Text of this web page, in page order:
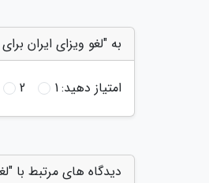
به "لغو ویزای ایران
امتیاز دهید:1
2
دیدگاه های مرتبط با